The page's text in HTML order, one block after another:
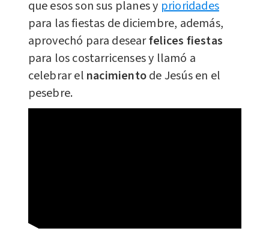
que esos son sus planes y prioridades
para las fiestas de diciembre, además,
aprovechó para desearfelices fiestas
para los costarricenses y llamó a
celebrar el nacimientode Jesús en el
pesebre.